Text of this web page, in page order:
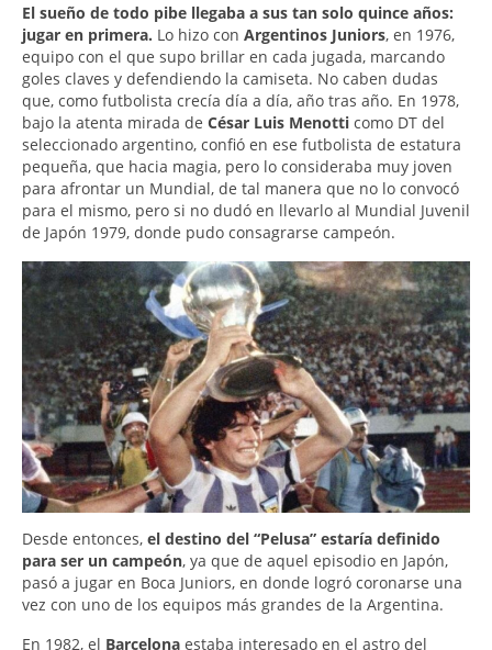
El sueño de todo pibe llegaba a sus tan solo quince años:
jugar en primera. Lo hizo con Argentinos Juniors, en 1976,
equipo con el que supo brillar en cada jugada, marcando
goles claves y defendiendo la camiseta. No caben dudas
que, como futbolista crecía día a día, año tras año. En 1978,
bajo la atenta mirada de César Luis Menotti como DT del
seleccionado argentino, confió en ese futbolista de estatura
pequeña, que hacia magia, pero lo consideraba muy joven
para afrontar un Mundial, de tal manera que no lo convocó
para el mismo, pero si no dudó en llevarlo al Mundial Juvenil
de Japón 1979, donde pudo consagrarse campeón.
Desde entonces, el destino del “Pelusa” estaría definido
para ser un campeón, ya que de aquel episodio en Japón,
pasó a jugar en Boca Juniors, en donde logró coronarse una
vez con uno de los equipos más grandes de la Argentina.
En 1982, el Barcelona estaba interesado en el astro del